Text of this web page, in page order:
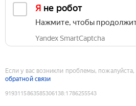
Я не робот
Нажмите, чтобы
Yandex SmartCaptcha
Если у вас возникли проблемы, пожалуйста,
обратной связи
9193115863585306138:1786255543